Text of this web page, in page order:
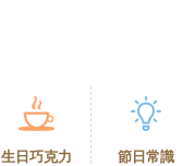
生日巧克力 節日常識